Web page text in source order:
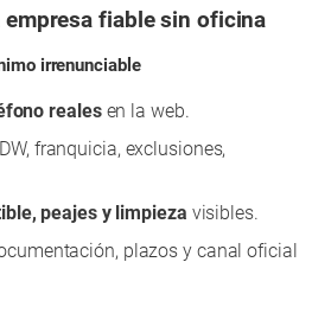
fiable sin oficina
irrenunciable
realesen la web.
franquicia, exclusiones,
peajes y limpieza visibles.
plazos y canal oficial